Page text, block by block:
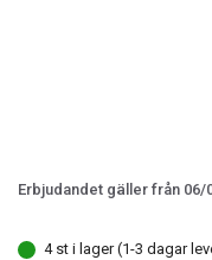
Erbjudandet gäller från 06/
4 st i lager (1-3 dagar